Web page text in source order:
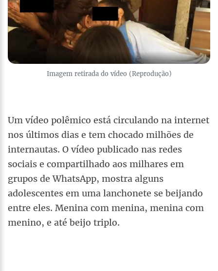
Imagem retirada do vídeo (Reprodução)
Um vídeo polêmico está circulando na internet
nos últimos dias e tem chocado milhões de
internautas. O vídeo publicado nas redes
sociais e compartilhado aos milhares em
grupos de WhatsApp, mostra alguns
adolescentes em uma lanchonete se beijando
entre eles. Menina com menina, menina com
menino, e até beijo triplo.